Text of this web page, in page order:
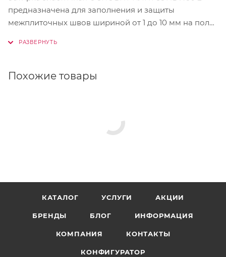
предназначена для заполнения и защиты
межплиточных швов шириной от 1 до 10 мм на полах
и ванных комнатах, кухнях, бассейнах с малым
Похожие товары
КАТАЛОГ УСЛУГИ АКЦИИ
БРЕНДЫ БЛОГ ИНФОРМАЦИЯ
КОМПАНИЯ КОНТАКТЫ
КОНФИГУРАТОР